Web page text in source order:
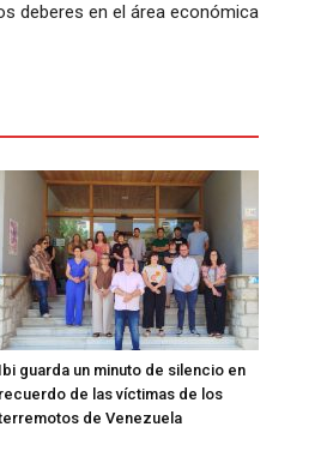
deberes en el área económica
Ibi guarda un minuto de silencio en
recuerdo de las víctimas de los
de Venezuela